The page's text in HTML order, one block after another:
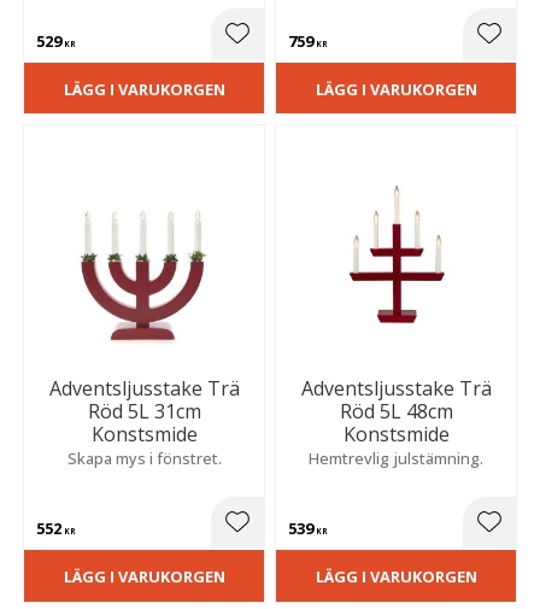
529KR Lägg till i favoriter
LÄGG I VARUKORGEN
759KR
LÄGG I VARUKORGEN
Adventsljusstake Trä
Röd 5L 31cm
Konstsmide
Skapa mys i fönstret.
552 KR Lägg till i favoriter
LÄGG I VARUKORGEN
Adventsljusstake Trä
Röd 5L 48cm
Konstsmide
Hemtrevlig julstämning.
539KR
LÄGG I VARUKORGEN